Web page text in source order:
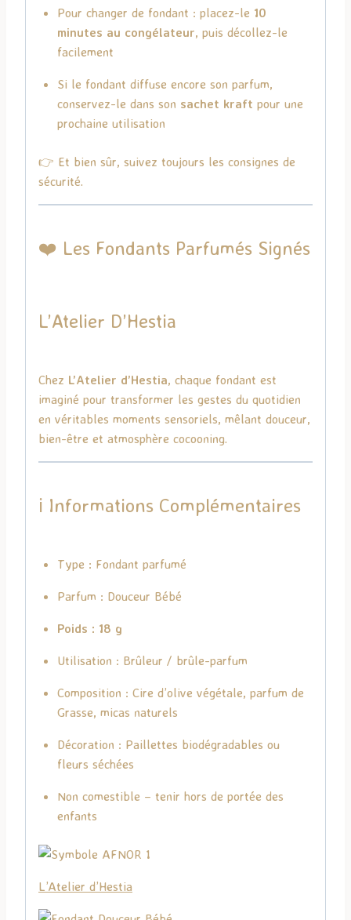
Pour changer de fondant : placez-le 10
minutes au congélateur, puis décollez-le
facilement
Si le fondant diffuse encore son parfum,
conservez-le dans son sachet kraft pour une
prochaine utilisation
👉 Et bien sûr, suivez toujours les consignes de
sécurité.
❤️ Les Fondants Parfumés Signés
L’Atelier D’Hestia
Chez L’Atelier d’Hestia, chaque fondant est
imaginé pour transformer les gestes du quotidien
en véritables moments sensoriels, mêlant douceur,
bien-être et atmosphère cocooning.
ℹ️ Informations Complémentaires
Type : Fondant parfumé
Parfum : Douceur Bébé
Poids : 18 g
Utilisation : Brûleur / brûle-parfum
Composition : Cire d’olive végétale, parfum de
Grasse, micas naturels
Décoration : Paillettes biodégradables ou
fleurs séchées
Non comestible – tenir hors de portée des
enfants
L’Atelier d’Hestia